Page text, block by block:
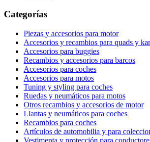
Categorías
Piezas y accesorios para motor
Accesorios y recambios para quads y
Accesorios para buggies
Recambios y accesorios para barcos
Accesorios para coches
Accesorios para motos
Tuning y styling para coches
Ruedas y neumáticos para motos
Otros recambios y accesorios de motor
Llantas y neumáticos para coches
Recambios para coches
Artículos de automobilia y para
Vestimenta y protección para